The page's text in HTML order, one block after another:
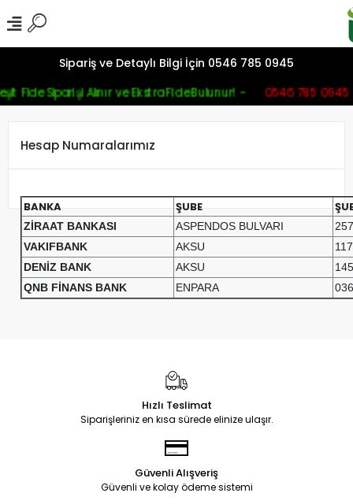
Sipariş ve Detaylı Bilgi İçin 0546 785 0945
Fide Siparişi Alınır ve Ekstra Fide Bulunur! -
0546 785 0945
Hesap Numaralarımız
BANKA ŞUBE
ZİRAAT BANKASI ASPENDOS BULVARI
VAKIFBANK
AKSU
DENİZ BANK
AKSU
QNB FİNANS BANK
ENPARA
Hızlı Teslimat
Siparişleriniz en kısa sürede elinize ulaşır.
Güvenli Alışveriş
Güvenli ve kolay ödeme sistemi